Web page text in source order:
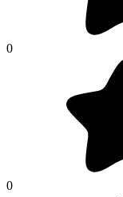
0
0